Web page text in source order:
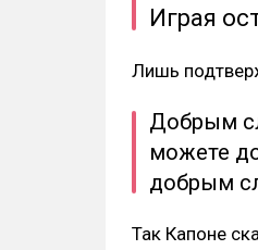
Играя
Лишь
Добрым
можете
добрым
Так Капоне